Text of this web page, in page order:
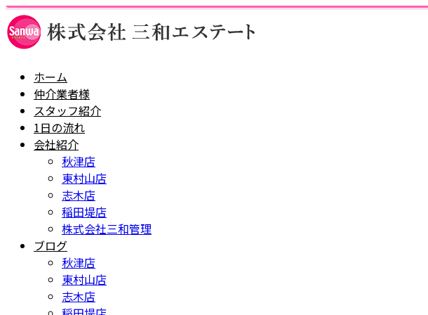
ホーム
仲介業者様
スタッフ紹介
1日の流れ
会社紹介
秋津店
東村山店
志木店
稲田堤店
株式会社三和管理
ブログ
秋津店
東村山店
志木店